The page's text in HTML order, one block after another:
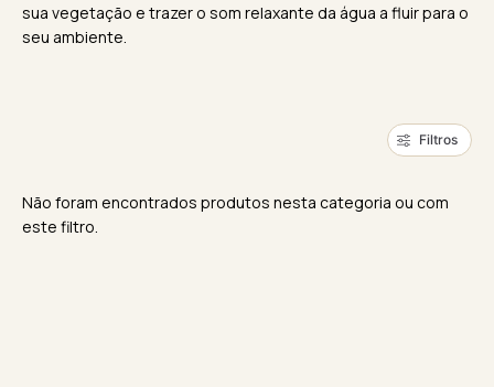
sua vegetação e trazer o som relaxante da água a fluir para o
seu ambiente.
Filtros
Não foram encontrados produtos nesta categoria ou com
este filtro.